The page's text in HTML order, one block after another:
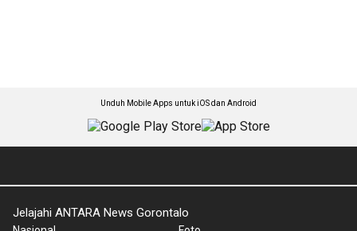
Unduh Mobile Apps untuk iOS dan Android
Jelajahi ANTARA News Gorontalo